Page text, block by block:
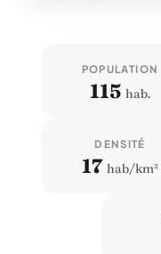
POPULATION
115 hab.
DENSITÉ
17 hab/km²